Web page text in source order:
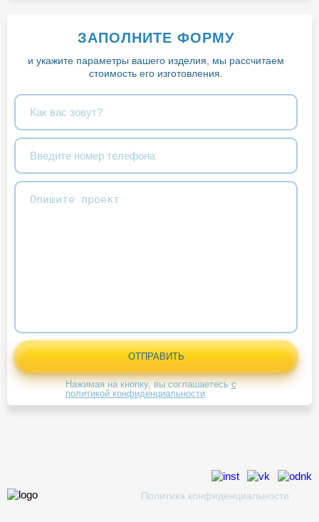
ЗАПОЛНИТЕ ФОРМУ
и укажите параметры вашего изделия, мы рассчитаем
стоимость его изготовления.
Нажимая на кнопку, вы соглашаетесьс
политикой конфиденциальности
Политика конфиденциальности